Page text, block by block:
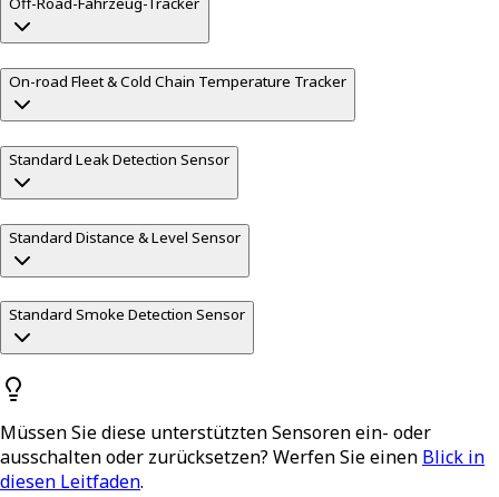
On-road Fleet & Cold Chain Temperature Tracker
Standard Leak Detection Sensor
Standard Distance & Level Sensor
Standard Smoke Detection Sensor
Müssen Sie diese unterstützten Sensoren ein- oder
ausschalten oder zurücksetzen? Werfen Sie einen Blick in
diesen Leitfaden.